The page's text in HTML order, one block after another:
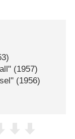
(1957)
(1956)